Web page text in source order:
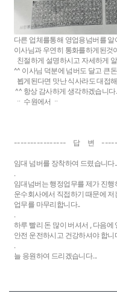
다른 업체를통해 영업용넘버를 알
이사님과 우연히 통화를하게된것
친절하게 설명하시고 자세하게
^^ 이사님 덕분에 넘버도 달고 큰
뵙게된다면 맛난 식사라도 대접
^^ 항상 감사하게 생각하겠습니다.
ᆢ 수원에서 ᆢ
---------------- 답 변
임대 넘버를 장착하여 드렸습니다..
.
임대넘버는 행정업무를 제가 진행
운수회사에서 직접하기 때문에
업무를 마무리합니다..
.
하루 빨리 돈 많이 버셔서 , 다음
안전 운전하시고 건강하셔야 합니
.
늘 응원하여 드리겠습니다...